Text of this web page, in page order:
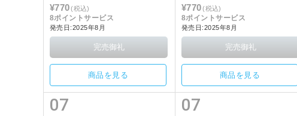
¥770 (税込)
8ポイントサービス
発売日:2025年8月
商品を見る
¥770 (税込)
8ポイントサービス
発売日:2025年8月
商品を見る
07 07